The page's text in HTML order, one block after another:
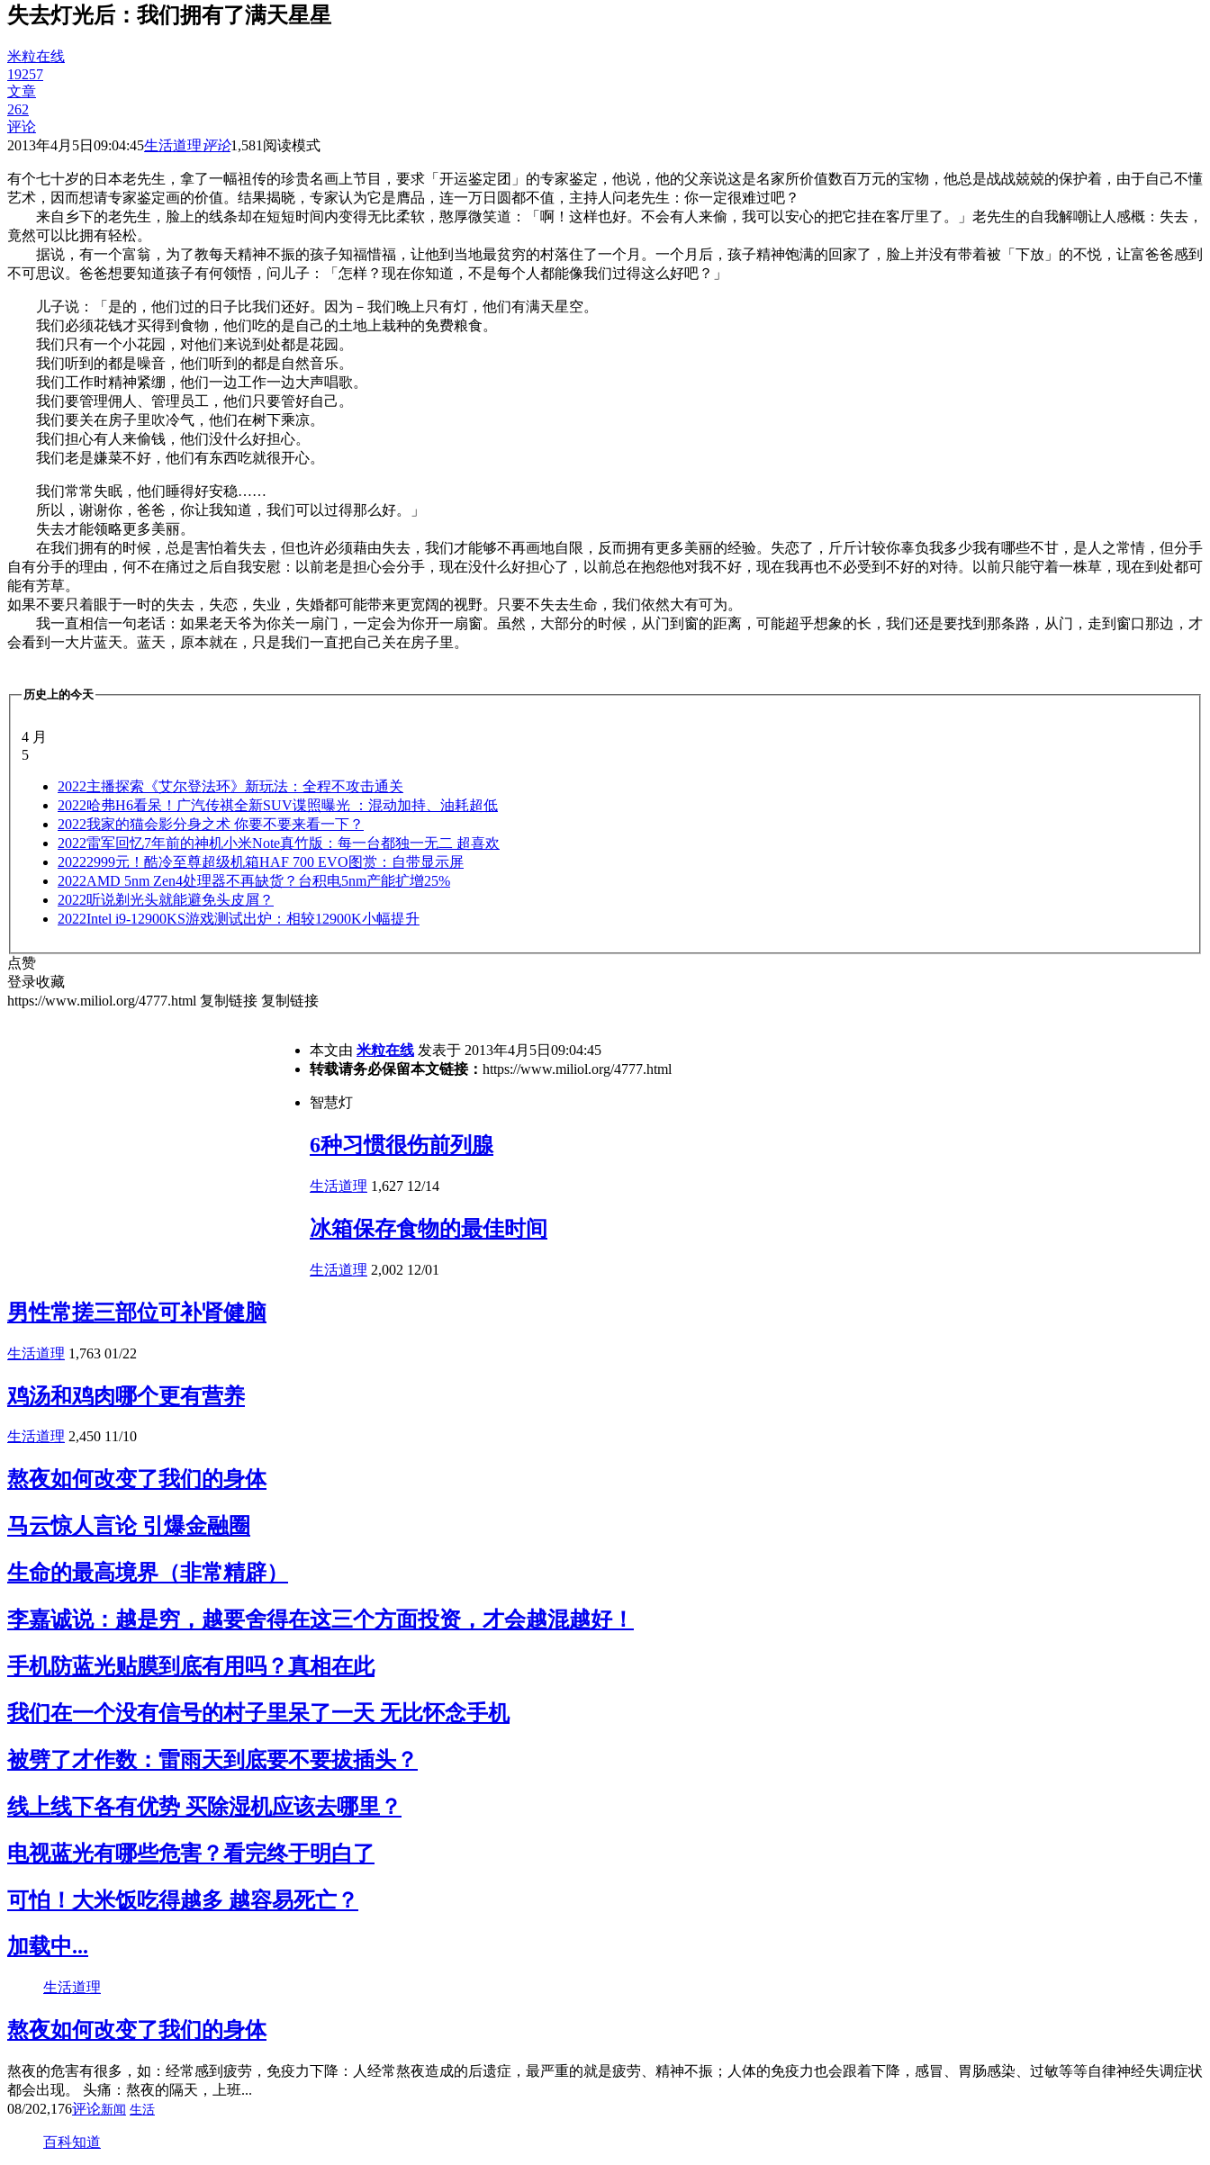
失去灯光后：我们拥有了满天星星
米粒在线
19257
文章
262
评论
2013年4月5日09:04:45生活道理评论1,581 阅读模式
有个七十岁的日本老先生，拿了一幅祖传的珍贵名画上节目，要求「开运鉴定团」的专家鉴定，他说，他的父亲说这是名家所价值数百万元的宝物，他总是战战兢兢的保护着，由于自己不懂
艺术，因而想请专家鉴定画的价值。结果揭晓，专家认为它是膺品，连一万日圆都不值，主持人问老先生：你一定很难过吧？
来自乡下的老先生，脸上的线条却在短短时间内变得无比柔软，憨厚微笑道：「啊！这样也好。不会有人来偷，我可以安心的把它挂在客厅里了。」老先生的自我解嘲让人感概：失去，
竟然可以比拥有轻松。
据说，有一个富翁，为了教每天精神不振的孩子知福惜福，让他到当地最贫穷的村落住了一个月。一个月后，孩子精神饱满的回家了，脸上并没有带着被「下放」的不悦，让富爸爸感到
不可思议。爸爸想要知道孩子有何领悟，问儿子：「怎样？现在你知道，不是每个人都能像我们过得这么好吧？」
儿子说：「是的，他们过的日子比我们还好。因为－我们晚上只有灯，他们有满天星空。
我们必须花钱才买得到食物，他们吃的是自己的土地上栽种的免费粮食。
我们只有一个小花园，对他们来说到处都是花园。
我们听到的都是噪音，他们听到的都是自然音乐。
我们工作时精神紧绷，他们一边工作一边大声唱歌。
我们要管理佣人、管理员工，他们只要管好自己。
我们要关在房子里吹冷气，他们在树下乘凉。
我们担心有人来偷钱，他们没什么好担心。
我们老是嫌菜不好，他们有东西吃就很开心。
我们常常失眠，他们睡得好安稳……
所以，谢谢你，爸爸，你让我知道，我们可以过得那么好。」
失去才能领略更多美丽。
在我们拥有的时候，总是害怕着失去，但也许必须藉由失去，我们才能够不再画地自限，反而拥有更多美丽的经验。失恋了，斤斤计较你辜负我多少我有哪些不甘，是人之常情，但分手
自有分手的理由，何不在痛过之后自我安慰：以前老是担心会分手，现在没什么好担心了，以前总在抱怨他对我不好，现在我再也不必受到不好的对待。以前只能守着一株草，现在到处都可
能有芳草。
如果不要只着眼于一时的失去，失恋，失业，失婚都可能带来更宽阔的视野。只要不失去生命，我们依然大有可为。
我一直相信一句老话：如果老天爷为你关一扇门，一定会为你开一扇窗。虽然，大部分的时候，从门到窗的距离，可能超乎想象的长，我们还是要找到那条路，从门，走到窗口那边，才
会看到一大片蓝天。蓝天，原本就在，只是我们一直把自己关在房子里。
历史上的今天
4 月
5
2022主播探索《艾尔登法环》新玩法：全程不攻击通关
2022哈弗H6看呆！广汽传祺全新SUV谍照曝光 ：混动加持、油耗超低
2022我家的猫会影分身之术 你要不要来看一下？
2022雷军回忆7年前的神机小米Note真竹版：每一台都独一无二 超喜欢
20222999元！酷冷至尊超级机箱HAF 700 EVO图赏：自带显示屏
2022AMD 5nm Zen4处理器不再缺货？台积电5nm产能扩增25%
2022听说剃光头就能避免头皮屑？
2022Intel i9-12900KS游戏测试出炉：相较12900K小幅提升
点赞
登录收藏
https://www.miliol.org/4777.html 复制链接 复制链接
本文由 米粒在线 发表于 2013年4月5日09:04:45
转载请务必保留本文链接： https://www.miliol.org/4777.html
智慧灯
6种习惯很伤前列腺
生活道理 1,627 12/14
冰箱保存食物的最佳时间
生活道理 2,002 12/01
男性常搓三部位可补肾健脑
生活道理 1,763 01/22
鸡汤和鸡肉哪个更有营养
生活道理 2,450 11/10
熬夜如何改变了我们的身体
马云惊人言论 引爆金融圈
生命的最高境界（非常精辟）
李嘉诚说：越是穷，越要舍得在这三个方面投资，才会越混越好！
手机防蓝光贴膜到底有用吗？真相在此
我们在一个没有信号的村子里呆了一天 无比怀念手机
被劈了才作数：雷雨天到底要不要拔插头？
线上线下各有优势 买除湿机应该去哪里？
电视蓝光有哪些危害？看完终于明白了
可怕！大米饭吃得越多 越容易死亡？
加载中...
生活道理
熬夜如何改变了我们的身体
熬夜的危害有很多，如：经常感到疲劳，免疫力下降：人经常熬夜造成的后遗症，最严重的就是疲劳、精神不振；人体的免疫力也会跟着下降，感冒、胃肠感染、过敏等等自律神经失调症状
都会出现。 头痛：熬夜的隔天，上班...
08/202,176评论新闻 生活
百科知道